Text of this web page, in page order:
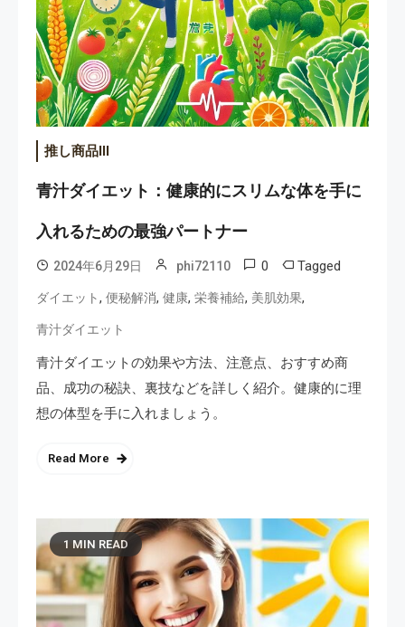
推し商品III
青汁ダイエット：健康的にスリムな体を手に
入れるための最強パートナー
2024年6月29日 phi72110 0 Tagged
ダイエット, 便秘解消, 健康, 栄養補給, 美肌効果,
青汁ダイエット
青汁ダイエットの効果や方法、注意点、おすすめ商
品、成功の秘訣、裏技などを詳しく紹介。健康的に理
想の体型を手に入れましょう。
Read More
1 MIN READ